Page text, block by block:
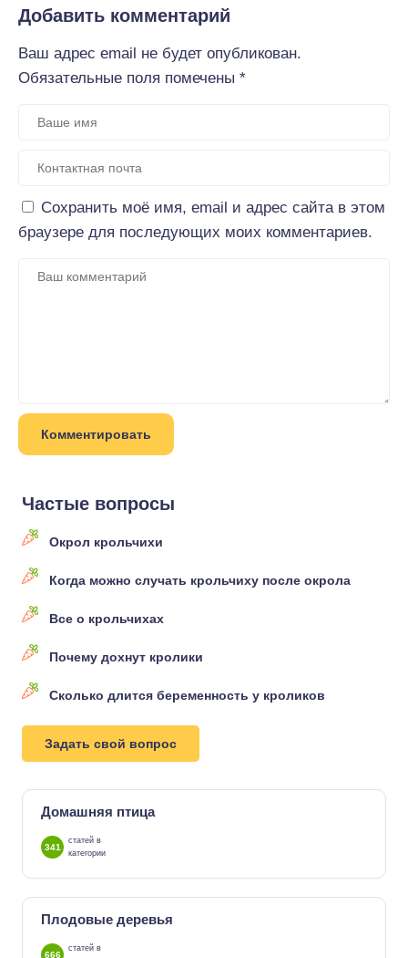
Добавить комментарий
Ваш адрес email не будет опубликован.
Обязательные поля помечены *
Сохранить моё имя, email и адрес сайта в этом
браузере для последующих моих комментариев.
Частые вопросы
Окрол крольчихи
Когда можно случать крольчиху после окрола
Все о крольчихах
Почему дохнут кролики
Сколько длится беременность у кроликов
Задать свой вопрос
Домашняя птица
341
статей в
категории
Плодовые деревья
666
статей в